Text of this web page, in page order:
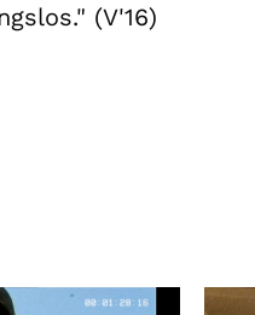
(V'16)